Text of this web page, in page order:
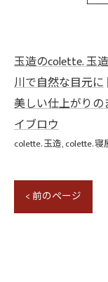
玉造のcolette. 玉
川で自然な目元に
美しい仕上がり
イブロウ
colette. 玉造 colette. 寝
< 前のページ